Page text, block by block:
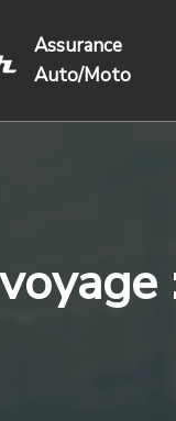
Assurance
Auto/Moto